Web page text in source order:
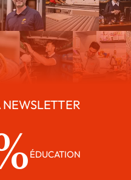
ÉDUCATION